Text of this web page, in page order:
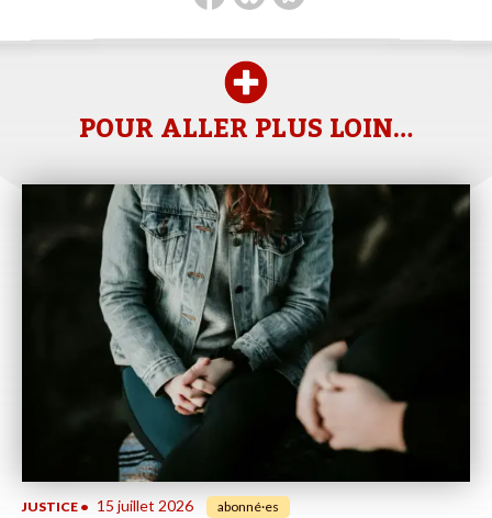
POUR ALLER PLUS LOIN…
JUSTICE • 15 juillet 2026 abonné·es